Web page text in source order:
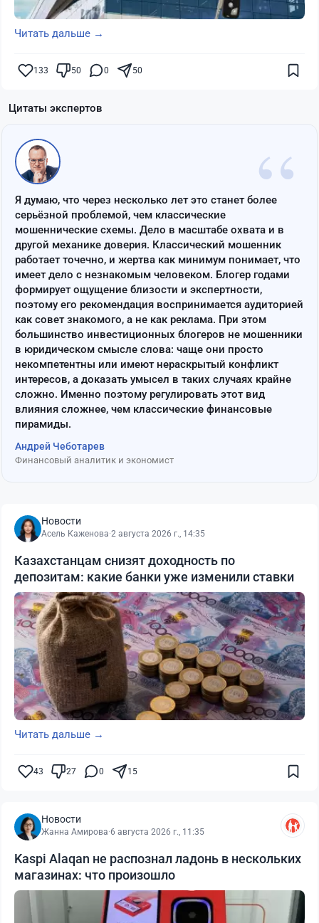
Читать дальше →
133 50 0 50
Цитаты экспертов
“
Я думаю, что через несколько лет это станет более
серьёзной проблемой, чем классические
мошеннические схемы. Дело в масштабе охвата и в
другой механике доверия. Классический мошенник
работает точечно, и жертва как минимум понимает, что
имеет дело с незнакомым человеком. Блогер годами
формирует ощущение близости и экспертности,
поэтому его рекомендация воспринимается аудиторией
как совет знакомого, а не как реклама. При этом
большинство инвестиционных блогеров не мошенники
в юридическом смысле слова: чаще они просто
некомпетентны или имеют нераскрытый конфликт
интересов, а доказать умысел в таких случаях крайне
сложно. Именно поэтому регулировать этот вид
влияния сложнее, чем классические финансовые
пирамиды.
Андрей Чеботарев
Финансовый аналитик и экономист
Новости
Асель Каженова·2 августа 2026 г., 14:35
Казахстанцам снизят доходность по
депозитам: какие банки уже изменили ставки
Читать дальше →
43 27 0 15
Новости
Жанна Амирова·6 августа 2026 г., 11:35
Kaspi Alaqan не распознал ладонь в нескольких
магазинах: что произошло